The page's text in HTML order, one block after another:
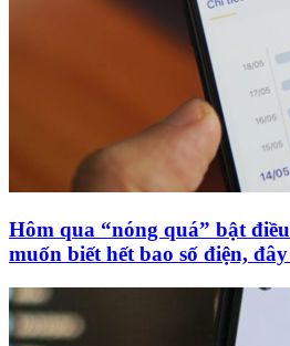
Hôm qua “nóng quá” bật
muốn biết hết bao số điện,